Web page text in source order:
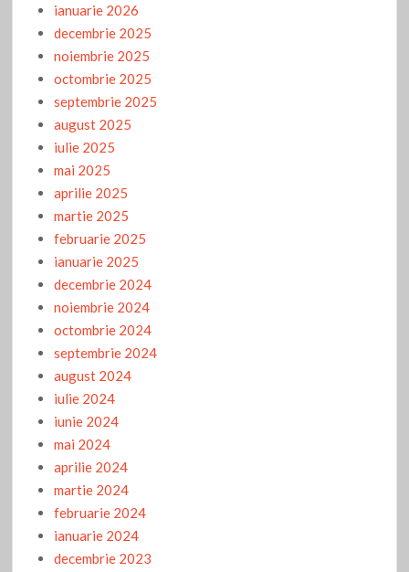
ianuarie 2026
decembrie 2025
noiembrie 2025
octombrie 2025
septembrie 2025
august 2025
iulie 2025
mai 2025
aprilie 2025
martie 2025
februarie 2025
ianuarie 2025
decembrie 2024
noiembrie 2024
octombrie 2024
septembrie 2024
august 2024
iulie 2024
iunie 2024
mai 2024
aprilie 2024
martie 2024
februarie 2024
ianuarie 2024
decembrie 2023